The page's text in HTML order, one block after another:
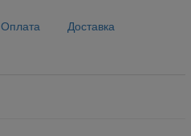
Оплата Доставка